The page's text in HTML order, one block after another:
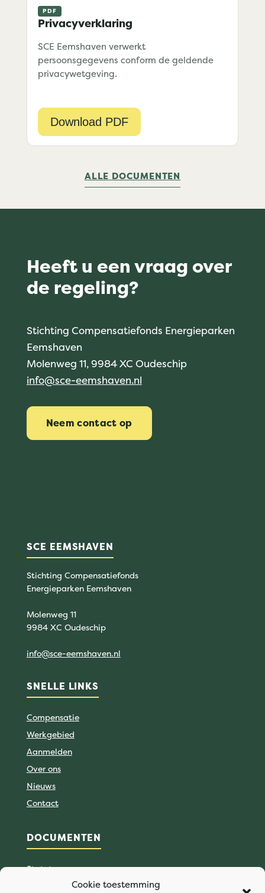
Cookie toestemming
Privacyverklaring
SCE Eemshaven verwerkt
persoonsgegevens conform de geldende
privacywetgeving.
Download PDF
ALLE DOCUMENTEN
Heeft u een vraag over
de regeling?
Stichting Compensatiefonds Energieparken
Eemshaven
Molenweg 11, 9984 XC Oudeschip
info@sce-eemshaven.nl
Neem contact op
SCE EEMSHAVEN
Stichting Compensatiefonds
Energieparken Eemshaven
Molenweg 11
9984 XC Oudeschip
info@sce-eemshaven.nl
SNELLE LINKS
Compensatie
Werkgebied
Aanmelden
Over ons
Nieuws
Contact
DOCUMENTEN
Statuten
Reglement Rechthebbenden